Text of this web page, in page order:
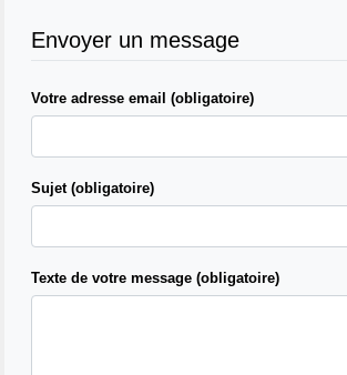
Envoyer un message
Votre adresse email (obligatoire)
Sujet (obligatoire)
Texte de votre message (obligatoire)